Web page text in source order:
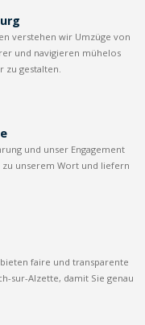
verstehen wir Umzüge von
und navigieren mühelos
gestalten.
und unser Engagement
unserem Wort und liefern
faire und transparente
sur-Alzette, damit Sie genau